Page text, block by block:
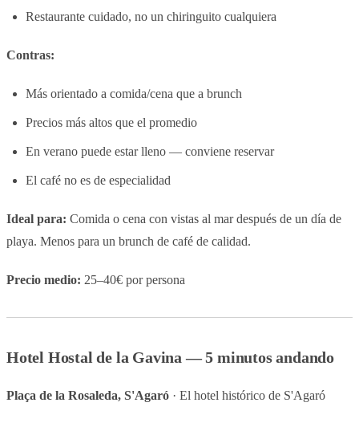
Restaurante cuidado, no un chiringuito cualquiera
Contras:
Más orientado a comida/cena que a brunch
Precios más altos que el promedio
En verano puede estar lleno — conviene reservar
El café no es de especialidad
Ideal para: Comida o cena con vistas al mar después de un día de
playa. Menos para un brunch de café de calidad.
Precio medio: 25–40€ por persona
Hotel Hostal de la Gavina — 5 minutos andando
Plaça de la Rosaleda, S'Agaró · El hotel histórico de S'Agaró